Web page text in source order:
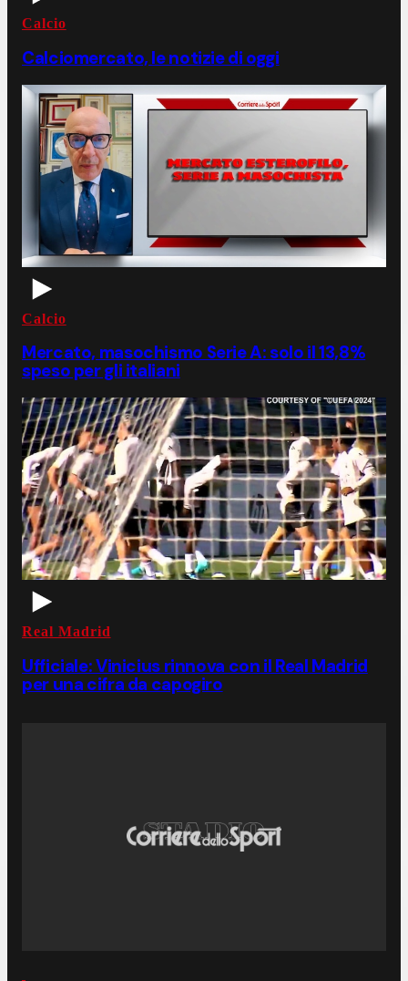
Calcio
Calciomercato, le notizie di oggi
Calcio
Mercato, masochismo Serie A: solo il 13,8%
speso per gli italiani
Real Madrid
Ufficiale: Vinicius rinnova con il Real Madrid
per una cifra da capogiro